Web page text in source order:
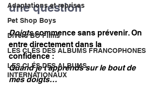
Adaptations et reprises
Pet Shop Boys
Divers BO Films
LES CLÉS DES ALBUMS FRANCOPHONES
LES CLÉS DES ALBUMS
INTERNATIONAUX
une question
Doigts commence sans prévenir. On
entre directement dans la
confidence :
Quand je t’apprends sur le bout de
mes doigts…